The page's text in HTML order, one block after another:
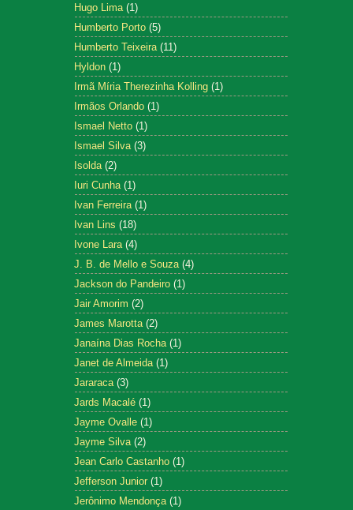
Hugo Lima (1)
Humberto Porto (5)
Humberto Teixeira (11)
Hyldon (1)
Irmã Míria Therezinha Kolling (1)
Irmãos Orlando (1)
Ismael Netto (1)
Ismael Silva (3)
Isolda (2)
Iuri Cunha (1)
Ivan Ferreira (1)
Ivan Lins (18)
Ivone Lara (4)
J. B. de Mello e Souza (4)
Jackson do Pandeiro (1)
Jair Amorim (2)
James Marotta (2)
Janaína Dias Rocha (1)
Janet de Almeida (1)
Jararaca (3)
Jards Macalé (1)
Jayme Ovalle (1)
Jayme Silva (2)
Jean Carlo Castanho (1)
Jefferson Junior (1)
Jerônimo Mendonça (1)